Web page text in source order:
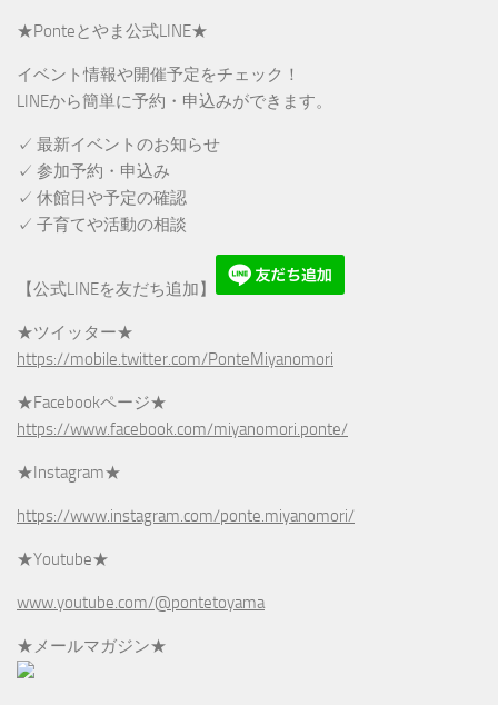
★Ponteとやま公式LINE★
イベント情報や開催予定をチェック！
LINEから簡単に予約・申込みができます。
✓ 最新イベントのお知らせ
✓ 参加予約・申込み
✓ 休館日や予定の確認
✓ 子育てや活動の相談
【公式LINEを友だち追加】
★ツイッター★
https://mobile.twitter.com/PonteMiyanomori
★Facebookページ★
https://www.facebook.com/miyanomori.ponte/
★Instagram★
https://www.instagram.com/ponte.miyanomori/
★Youtube★
www.youtube.com/@pontetoyama
★メールマガジン★